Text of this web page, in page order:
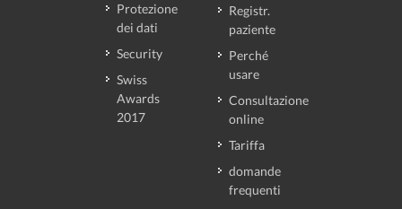
Protezione
dei dati
Security
Swiss
Awards
2017
Registr.
paziente
Perché
usare
Consultazione
online
Tariffa
domande
frequenti